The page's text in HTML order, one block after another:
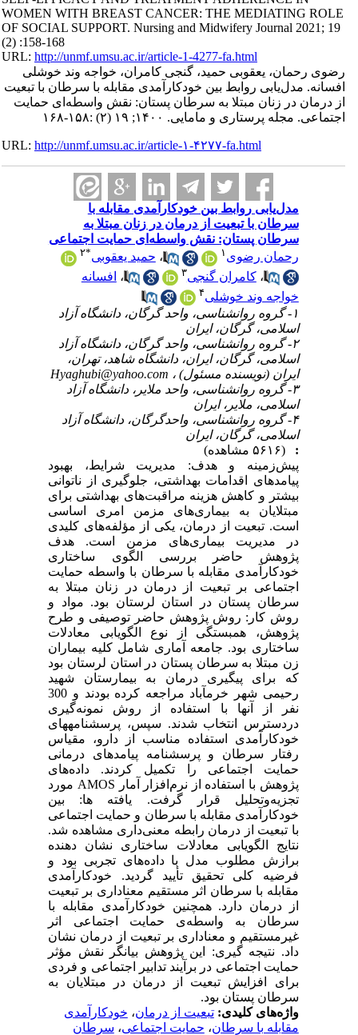
WOMEN WITH BREAST CANCER: THE MEDIATING ROLE
OF SOCIAL SUPPORT. Nursing and Midwifery Journal 2021; 19
(2) :158-168
URL:http://unmf.umsu.ac.ir/article-1-4277-fa.html
رضوی رحمان، یعقوبی حمید، گنجی کامران، خواجه وند خوشلی
افسانه. مدل‌یابی روابط بین خودکارآمدی مقابله با سرطان با تبعیت
از درمان در زنان مبتلا به سرطان پستان: نقش واسطه‌ای حمایت
اجتماعی. مجله پرستاری و مامایی. ۱۴۰۰; ۱۹ (۲) :۱۵۸-۱۶۸
URL:http://unmf.umsu.ac.ir/article-۱-۴۲۷۷-fa.html
مدل‌یابی روابط بین خودکارآمدی مقابله با
سرطان با تبعیت از درمان در زنان مبتلا به
سرطان پستان: نقش واسطه‌ای حمایت اجتماعی
رحمان رضوی۱ ،حمید یعقوبی ۲
،کامران گنجی ،افسانه
خواجه وند خوشلی
۱- گروه روانشناسی، واحد گرگان، دانشگاه آزاد
اسلامی، گرگان، ایران
۲- گروه روانشناسی، واحد گرگان، دانشگاه آزاد
اسلامی، گرگان، ایران، دانشگاه شاهد، تهران،
ایران (نویسنده مسئول) ، Hyaghubi@yahoo.com
۳- گروه روانشناسی، واحد ملایر، دانشگاه آزاد
اسلامی، ملایر، ایران
۴- گروه روانشناسی، واحدگرگان، دانشگاه آزاد
اسلامی، گرگان، ایران
پیش‌زمینه و هدف: مدیریت شرایط، بهبود
پیامدهای اقدامات بهداشتی، جلوگیری از ناتوانی
بیشتر و کاهش هزینه مراقبت‌های بهداشتی برای
مبتلایان به بیماری‌های مزمن امری اساسی
است. تبعیت از درمان، یکی از مؤلفه‌های کلیدی
در مدیریت بیماری‌های مزمن است. هدف
پژوهش حاضر بررسی الگوی ساختاری
خودکارآمدی مقابله با سرطان با واسطه حمایت
اجتماعی بر تبعیت از درمان در زنان مبتلا به
سرطان پستان در استان لرستان بود. مواد و
روش کار: روش پژوهش حاضر توصیفی و طرح
پژوهش، همبستگی از نوع الگویابی معادلات
ساختاری بود. جامعه آماری شامل کلیه بیماران
زن مبتلا به سرطان پستان در استان لرستان بود
که برای پیگیری درمان به بیمارستان شهید
رحیمی شهر خرم­آباد مراجعه کرده بودند و 300
نفر از آن­ها با استفاده از روش نمونه‌گیری
دردسترس انتخاب شدند. سپس، پرسشنامه­های
خودکارآمدی استفاده مناسب از دارو، مقیاس
رفتار سرطان و پرسشنامه پیامدهای درمانی
حمایت اجتماعی را تکمیل کردند. داده‌های
پژوهش با استفاده از نرم‌افزار آمار AMOS مورد
تجزیه‌وتحلیل قرار گرفت. یافته­ ها: بین
خودکارآمدی مقابله با سرطان و حمایت اجتماعی
با تبعیت از درمان رابطه معنی‌داری مشاهده شد.
نتایج الگویابی معادلات ساختاری نشان دهنده
برازش مطلوب مدل با داده‌های تجربی بود و
فرضیه کلی تحقیق تأیید گردید. خودکارآمدی
مقابله با سرطان اثر مستقیم معناداری بر تبعیت
از درمان دارد. همچنین خودکارآمدی مقابله با
سرطان به واسطه‌ی حمایت اجتماعی اثر
غیرمستقیم و معناداری بر تبعیت از درمان نشان
داد. نتیجه­ گیری: این پژوهش بیانگر نقش مؤثر
حمایت اجتماعی در برآیند تدابیر اجتماعی و فردی
برای افزایش تبعیت از درمان در مبتلایان به
سرطان پستان بود.
واژه‌های کلیدی:تبعیت از درمان،خودکارآمدی
مقابله با سرطان،حمایت اجتماعی،سرطان